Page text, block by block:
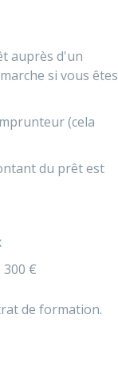
auprès d'un
si vous êtes
(cela
du prêt est
300 €
de formation.